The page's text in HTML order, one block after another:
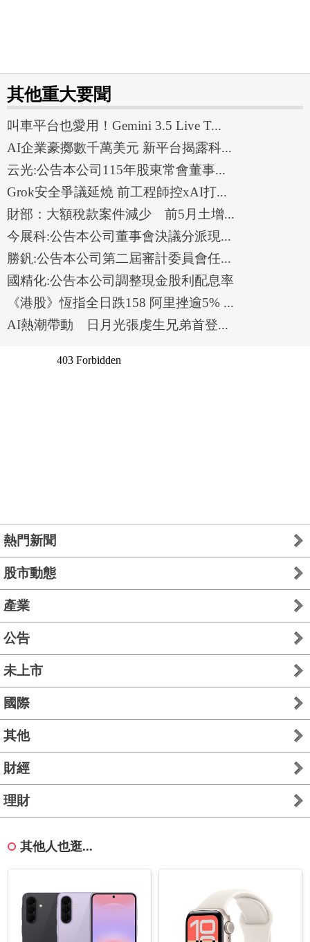
其他重大要聞
叫車平台也愛用！Gemini 3.5 Live T...
AI企業豪擲數千萬美元 新平台揭露科...
云光:公告本公司115年股東常會董事...
Grok安全爭議延燒 前工程師控xAI打...
財部：大額稅款案件減少 前5月土增...
今展科:公告本公司董事會決議分派現...
勝釩:公告本公司第二屆審計委員會任...
國精化:公告本公司調整現金股利配息率
《港股》恆指全日跌158 阿里挫逾5% ...
AI熱潮帶動 日月光張虔生兄弟首登...
熱門新聞
股市動態
產業
公告
未上市
國際
其他
財經
理財
其他人也逛...